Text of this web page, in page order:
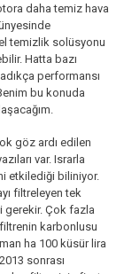
daha temiz hava
temizlik solüsyonu
Hatta bazı
performansı
bu konuda
göz ardı edilen
var. Israrla
etkilediği biliniyor.
filtreleyen tek
gerekir. Çok fazla
karbonlusu
ha 100 küsür lira
sonrası